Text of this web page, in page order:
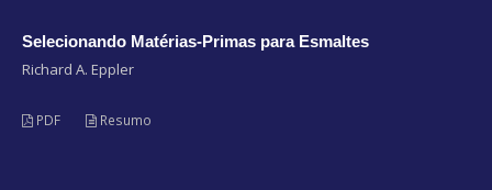
Selecionando Matérias-Primas para Esmaltes
Richard A. Eppler
PDF Resumo